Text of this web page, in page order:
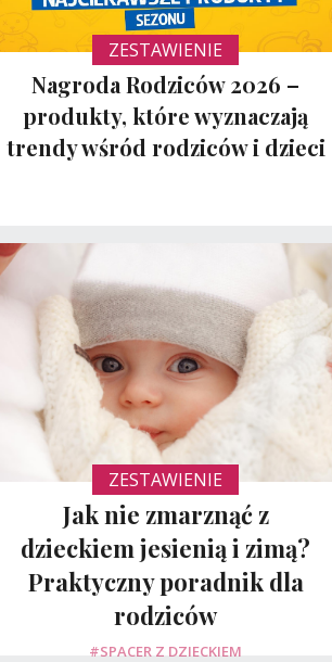
ZESTAWIENIE
Nagroda Rodziców 2026 –
produkty, które wyznaczają
trendy wśród rodziców i dzieci
ZESTAWIENIE
Jak nie zmarznąć z
dzieckiem jesienią i zimą?
Praktyczny poradnik dla
rodziców
#SPACER Z DZIECKIEM